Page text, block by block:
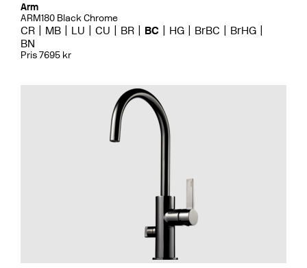
Arm
ARM180 Black Chrome
CR MB LU CU BR BC HG BrBC
BrHG
BN
Pris 7695 kr